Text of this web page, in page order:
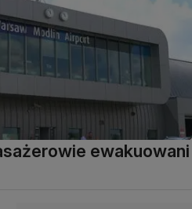
ewakuowani